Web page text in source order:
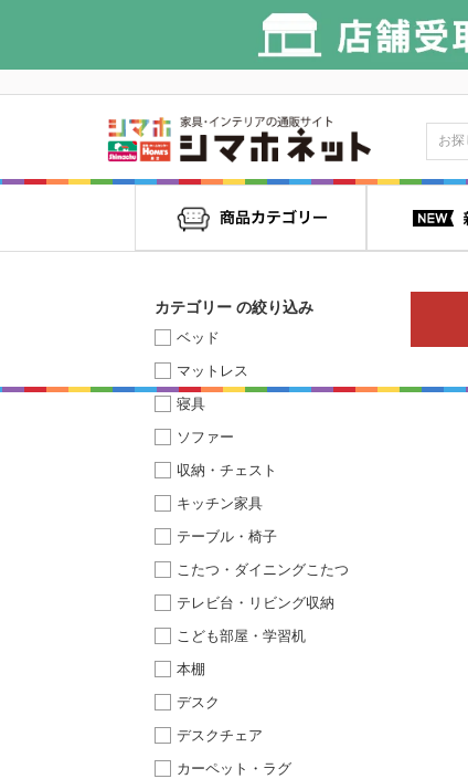
カテゴリー の絞り込み
ベッド
マットレス
寝具
ソファー
収納・チェスト
キッチン家具
テーブル・椅子
こたつ・ダイニングこたつ
テレビ台・リビング収納
こども部屋・学習机
本棚
デスク
デスクチェア
カーペット・ラグ